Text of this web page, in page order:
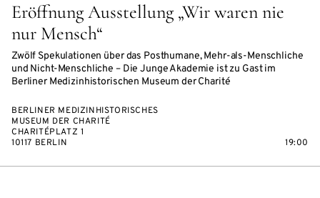
Eröffnung Ausstellung „Wir waren nie
nur Mensch“
Zwölf Spekulationen über das Posthumane, Mehr-als-Menschliche
und Nicht-Menschliche – Die Junge Akademie ist zu Gast im
Berliner Medizinhistorischen Museum der Charité
BERLINER MEDIZINHISTORISCHES
MUSEUM DER CHARITÉ
CHARITÉPLATZ 1
10117 BERLIN
19:00